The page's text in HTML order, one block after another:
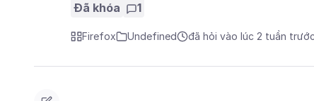
Đã khóa 1
Firefox Undefined đã hỏi vào lúc 2 tuần trước